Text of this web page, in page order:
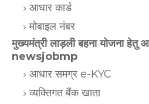
आधार कार्ड
मोबाइल नंबर
मुख्यमंत्री लाड़ली बहना योजना हेतु
newsjobmp
आधार समग्र e-KYC
व्यक्तिगत बैंक खाता